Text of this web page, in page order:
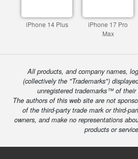
iPhone 14 Plus
iPhone 17 Pro
Max
All products, and company names,
(collectively the "Trademarks")
unregistered trademarks™ of their
The authors of this web site are not
of the third-party trade mark or third-
owners, and make no representations
products or